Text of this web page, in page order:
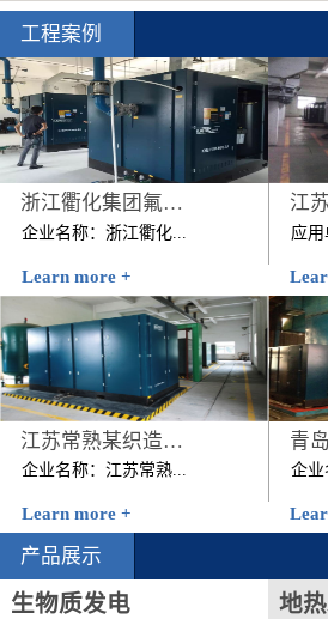
工程案例
浙江衢化集团氟化厂压缩空气系统节能改造项目
企业名称：浙江衢化...
节能改造项目建设规模：
1台200KW+1台250KW 技
改内容：2012年7月该...
Learn more +
应用
用能
台美
螺杆
机日
江苏常熟某织造有限公司
企业名称：江苏常熟...
2012年6月28日，用能单
位用开山KHE200-41/8两
级压缩螺杆机替换原有
的...
Learn more +
企业
机改
年9
产品展示
生物质发电 地